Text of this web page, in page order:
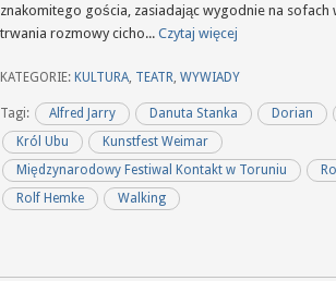
znakomitego gościa, zasiadając wygodnie na sofach
trwania rozmowy cicho... Czytaj więcej
KATEGORIE: KULTURA, TEATR, WYWIADY
Tagi: Alfred Jarry Danuta Stanka Dorian
Król Ubu
Kunstfest Weimar
Międzynarodowy Festiwal Kontakt w Toruniu
Rolf Hemke
Walking